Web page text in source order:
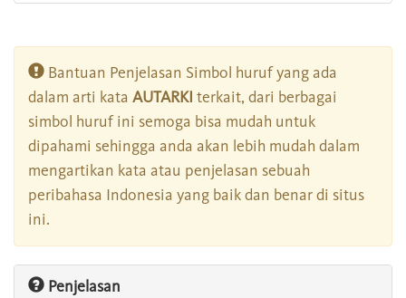
Bantuan Penjelasan Simbol huruf yang ada
dalam arti kata AUTARKI terkait, dari berbagai
simbol huruf ini semoga bisa mudah untuk
dipahami sehingga anda akan lebih mudah dalam
mengartikan kata atau penjelasan sebuah
peribahasa Indonesia yang baik dan benar di situs
ini.
Penjelasan